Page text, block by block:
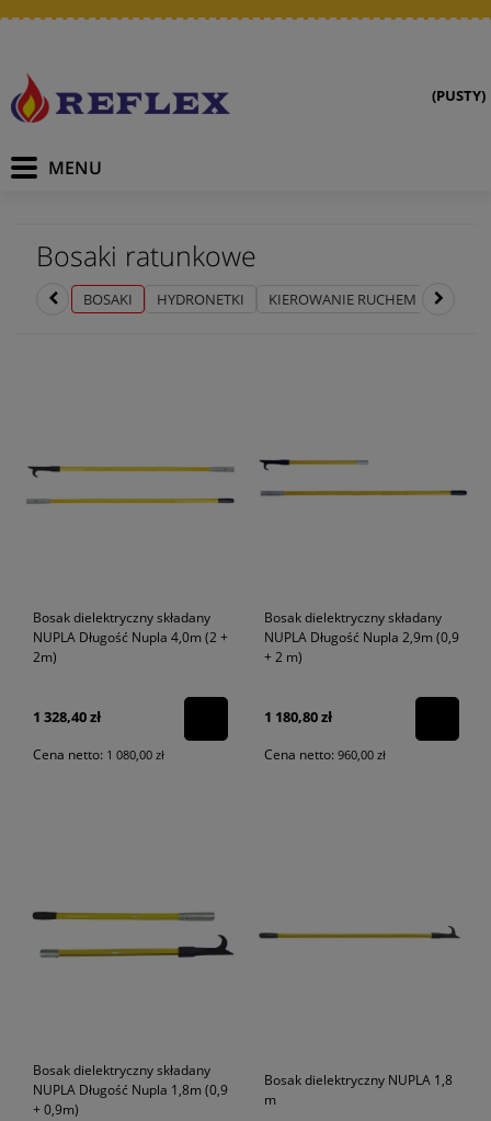
(PUSTY)
Bosaki ratunkowe
BOSAKI HYDRONETKI KIEROWANIE RUCHEM
Bosak dielektryczny składany
NUPLA Długość Nupla 4,0m (2 +
2m)
1 328,40 zł
Cena netto: 1 080,00 zł
Bosak dielektryczny składany
NUPLA Długość Nupla 2,9m (0,9
+ 2 m)
1 180,80 zł
Cena netto: 960,00 zł
Bosak dielektryczny składany
NUPLA Długość Nupla 1,8m (0,9
+ 0,9m)
Bosak dielektryczny NUPLA 1,8
m